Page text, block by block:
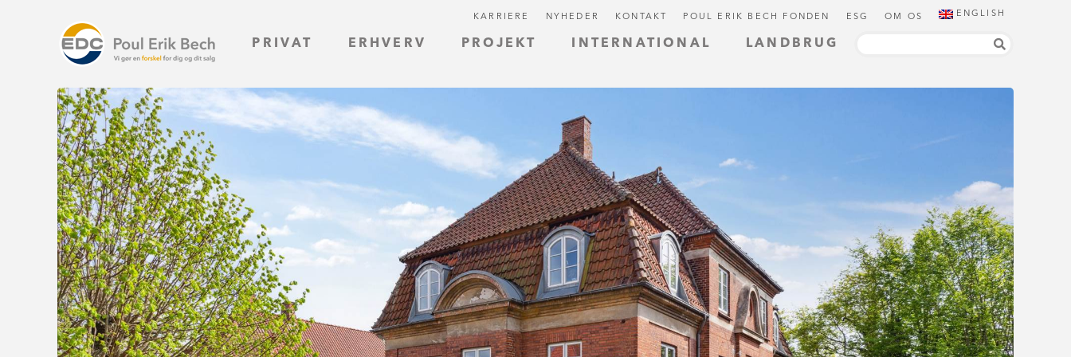
PRIVAT ERHVERV PROJEKT INTERNATIONAL LANDBRUG
KARRIERE NYHEDER KONTAKT POUL ERIK BECH FONDEN ESG OM OS ENGLISH